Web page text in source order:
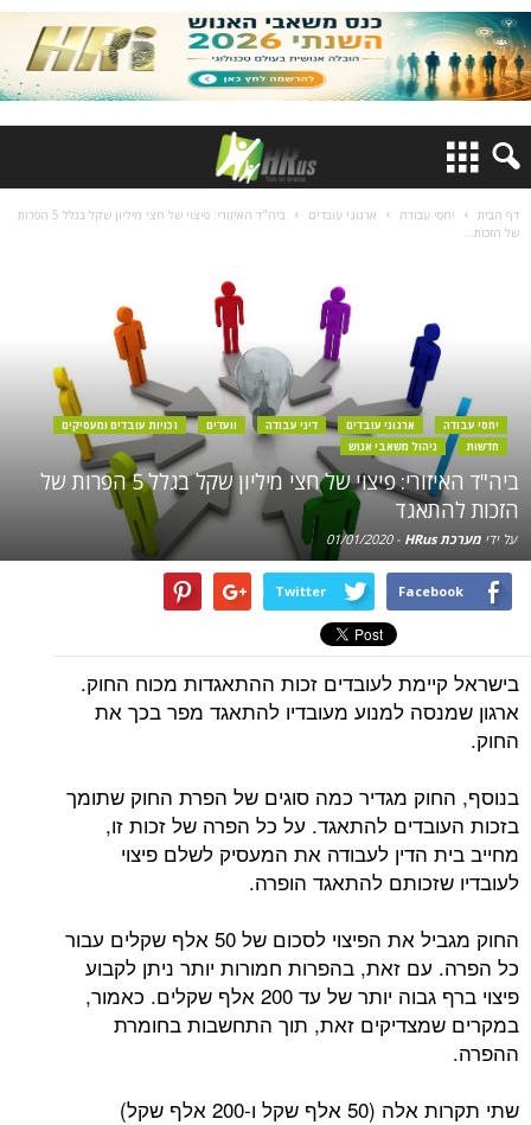
דף הבית יחסי עבודה ארגוני עובדים
ביה"ד האיזורי: פיצוי של חצי מיליון שקל בגלל 5 הפרות
של הזכות...
יחסי עבודה ארגוני עובדים דיני עבודה וועדים
זכויות עובדים ומעסיקים
חדשות
ניהול משאבי אנוש
ביה"ד האיזורי: פיצוי של חצי מיליון שקל בגלל 5 הפרות של
הזכות להתאגד
על ידי מערכת HRus -
01/01/2020
Facebook
Twitter
בישראל קיימת לעובדים זכות ההתאגדות מכוח החוק.
ארגון שמנסה למנוע מעובדיו להתאגד מפר בכך את
החוק.
בנוסף, החוק מגדיר כמה סוגים של הפרת החוק שתומך
בזכות העובדים להתאגד. על כל הפרה של זכות זו,
מחייב בית הדין לעבודה את המעסיק לשלם פיצוי
לעובדיו שזכותם להתאגד הופרה.
החוק מגביל את הפיצוי לסכום של 50 אלף שקלים עבור
כל הפרה. עם זאת, בהפרות חמורות יותר ניתן לקבוע
פיצוי ברף גבוה יותר של עד 200 אלף שקלים. כאמור,
במקרים שמצדיקים זאת, תוך התחשבות בחומרת
ההפרה.
שתי תקרות אלה (50 אלף שקל ו-200 אלף שקל)